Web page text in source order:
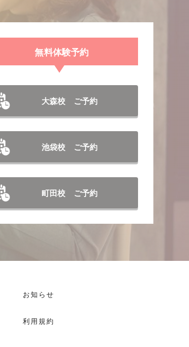
無料体験予約
大森校 ご予約
池袋校 ご予約
町田校 ご予約
お知らせ
利用規約